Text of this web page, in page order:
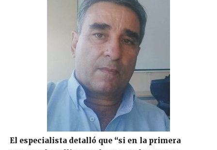
El especialista detalló que “si en la primera